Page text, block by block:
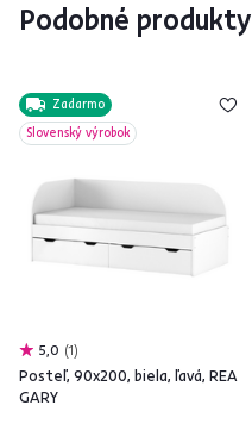
Podobné produkty
Zadarmo
Slovenský výrobok
5,0 1
Posteľ, 90x200, biela, ľavá, REA
GARY